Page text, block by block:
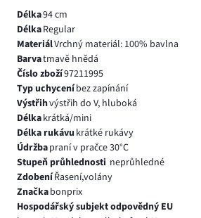
Délka94 cm
DélkaRegular
MateriálVrchný materiál: 100% bavlna
Barvatmavě hnědá
Číslo zboží97211995
Typ uchyceníbez zapínání
Výstřihvýstřih do V, hluboká
Délkakrátká/mini
Délka rukávu krátké rukávy
Údržbapraní v pračce 30°C
Stupeň průhlednosti neprůhledné
ZdobeníŘasení,volány
Značkabonprix
Hospodářský subjekt odpovědný EU